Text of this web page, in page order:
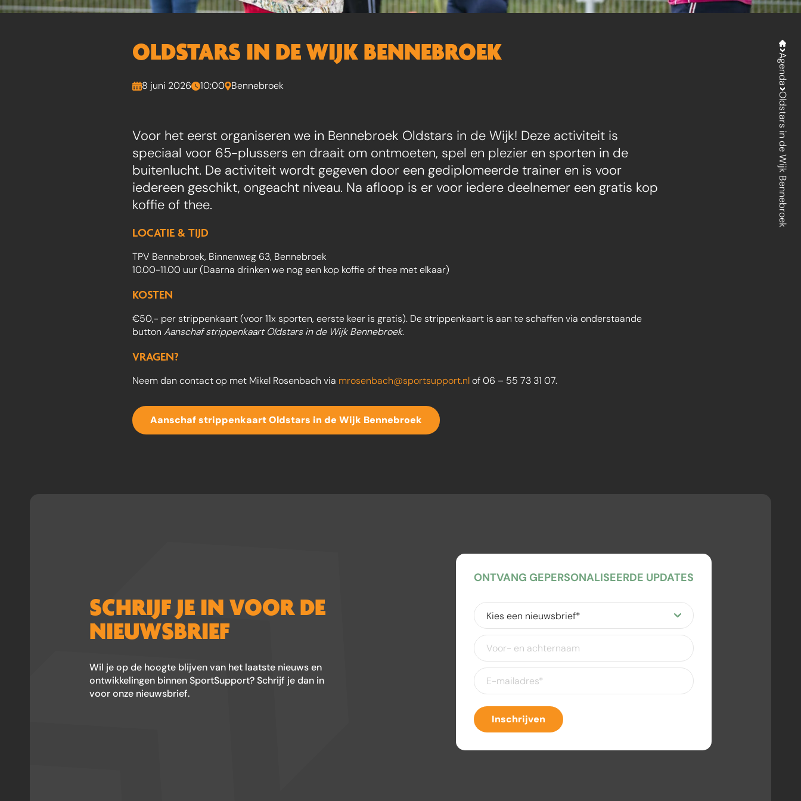
Agenda
Oldstars in de Wijk Bennebroek
OLDSTARS IN DE WIJK BENNEBROEK
8 juni 2026 10:00 Bennebroek
Voor het eerst organiseren we in Bennebroek Oldstars in de Wijk! Deze activiteit is
speciaal voor 65-plussers en draait om ontmoeten, spel en plezier en sporten in de
buitenlucht. De activiteit wordt gegeven door een gediplomeerde trainer en is voor
iedereen geschikt, ongeacht niveau. Na afloop is er voor iedere deelnemer een gratis kop
koffie of thee.
LOCATIE & TIJD
TPV Bennebroek, Binnenweg 63, Bennebroek
10.00-11.00 uur (Daarna drinken we nog een kop koffie of thee met elkaar)
KOSTEN
€50,- per strippenkaart (voor 11x sporten, eerste keer is gratis). De strippenkaart is aan te schaffen via onderstaande
button Aanschaf strippenkaart Oldstars in de Wijk Bennebroek.
VRAGEN?
Neem dan contact op met Mikel Rosenbach via mrosenbach@sportsupport.nlof 06 – 55 73 31 07.
Aanschaf strippenkaart Oldstars in de Wijk Bennebroek
SCHRIJF JE IN VOOR DE
NIEUWSBRIEF
Wil je op de hoogte blijven van het laatste nieuws en
ontwikkelingen binnen SportSupport? Schrijf je dan in
voor onze nieuwsbrief.
ONTVANG GEPERSONALISEERDE UPDATES
Kies
een
nieuwsbrief(Vereist)
Voor-
en
achternaam
E-
mailadres(Vereist)
Inschrijven